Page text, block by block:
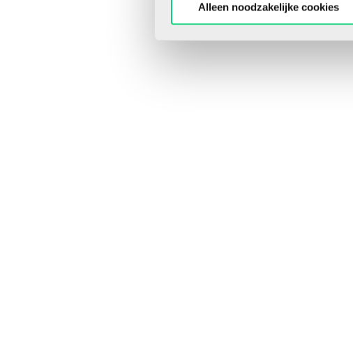
Alleen noodzakelijke cookies